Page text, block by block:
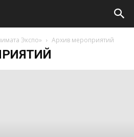
Экспо» Архив мероприятий